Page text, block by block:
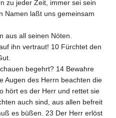
zu jeder Zeit, immer sei sein
Namen laßt uns gemeinsam
aus all seinen Nöten.
ihn vertraut! 10 Fürchtet den
begehrt? 14 Bewahre
Augen des Herrn beachten die
hört es der Herr und rettet sie
auch sind, aus allen befreit
es büßen. 23 Der Herr erlöst